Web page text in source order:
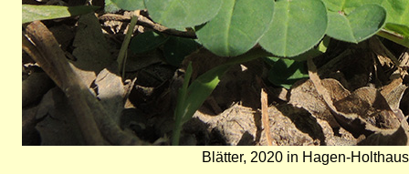
Blätter, 2020 in Hagen-